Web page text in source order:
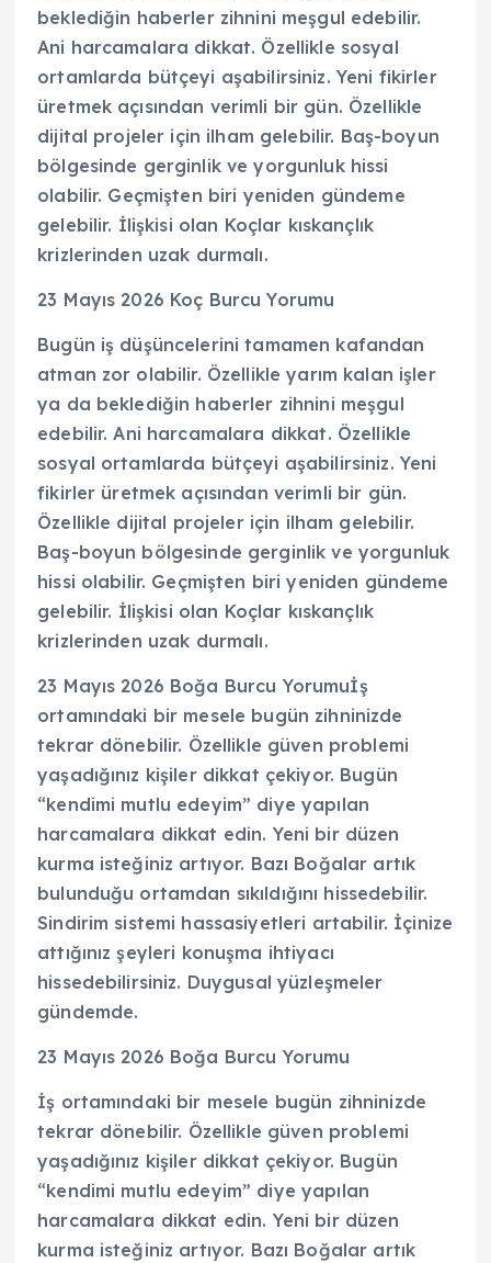
beklediğin haberler zihnini meşgul edebilir.
Ani harcamalara dikkat. Özellikle sosyal
ortamlarda bütçeyi aşabilirsiniz. Yeni fikirler
üretmek açısından verimli bir gün. Özellikle
dijital projeler için ilham gelebilir. Baş-boyun
bölgesinde gerginlik ve yorgunluk hissi
olabilir. Geçmişten biri yeniden gündeme
gelebilir. İlişkisi olan Koçlar kıskançlık
krizlerinden uzak durmalı.
23 Mayıs 2026 Koç Burcu Yorumu
Bugün iş düşüncelerini tamamen kafandan
atman zor olabilir. Özellikle yarım kalan işler
ya da beklediğin haberler zihnini meşgul
edebilir. Ani harcamalara dikkat. Özellikle
sosyal ortamlarda bütçeyi aşabilirsiniz. Yeni
fikirler üretmek açısından verimli bir gün.
Özellikle dijital projeler için ilham gelebilir.
Baş-boyun bölgesinde gerginlik ve yorgunluk
hissi olabilir. Geçmişten biri yeniden gündeme
gelebilir. İlişkisi olan Koçlar kıskançlık
krizlerinden uzak durmalı.
23 Mayıs 2026 Boğa Burcu Yorumuİş
ortamındaki bir mesele bugün zihninizde
tekrar dönebilir. Özellikle güven problemi
yaşadığınız kişiler dikkat çekiyor. Bugün
“kendimi mutlu edeyim” diye yapılan
harcamalara dikkat edin. Yeni bir düzen
kurma isteğiniz artıyor. Bazı Boğalar artık
bulunduğu ortamdan sıkıldığını hissedebilir.
Sindirim sistemi hassasiyetleri artabilir. İçinize
attığınız şeyleri konuşma ihtiyacı
hissedebilirsiniz. Duygusal yüzleşmeler
gündemde.
23 Mayıs 2026 Boğa Burcu Yorumu
İş ortamındaki bir mesele bugün zihninizde
tekrar dönebilir. Özellikle güven problemi
yaşadığınız kişiler dikkat çekiyor. Bugün
“kendimi mutlu edeyim” diye yapılan
harcamalara dikkat edin. Yeni bir düzen
kurma isteğiniz artıyor. Bazı Boğalar artık